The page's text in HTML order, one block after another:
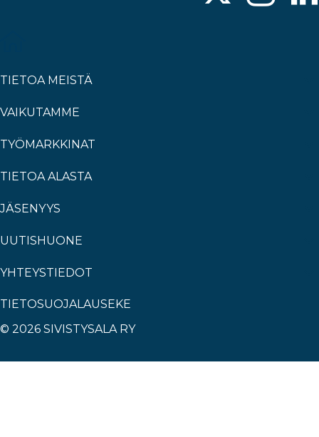
TIETOA MEISTÄ
VAIKUTAMME
TYÖMARKKINAT
TIETOA ALASTA
JÄSENYYS
UUTISHUONE
YHTEYSTIEDOT
TIETOSUOJALAUSEKE
© 2026 SIVISTYSALA RY